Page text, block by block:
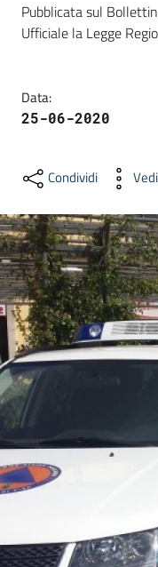
Documenti
e
Seguici
su
Pubblicata sul
Ufficiale la Legge
Data:
25-06-2020
Condividi